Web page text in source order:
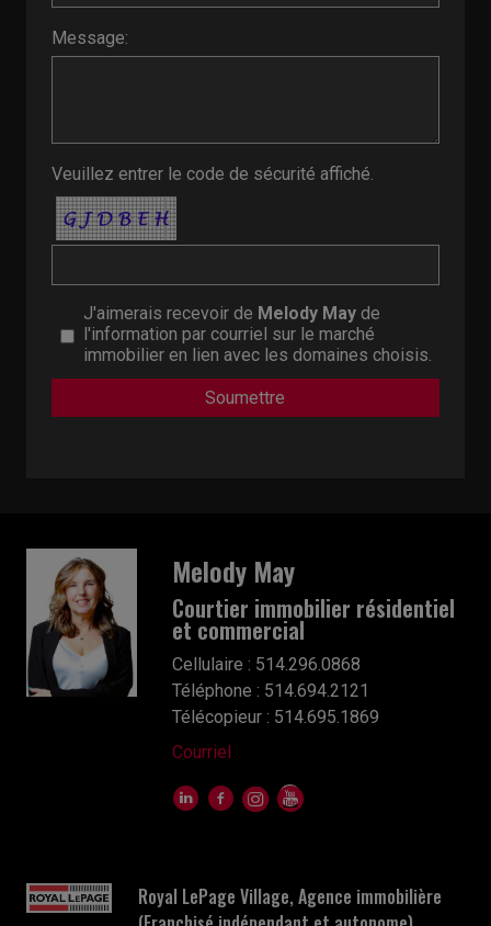
Message:
Veuillez entrer le code de sécurité affiché.
J'aimerais recevoir de Melody May de
l'information par courriel sur le marché
immobilier en lien avec les domaines choisis.
Melody May
Courtier immobilier résidentiel
et commercial
Cellulaire : 514.296.0868
Téléphone : 514.694.2121
Télécopieur : 514.695.1869
Courriel
Royal LePage Village, Agence immobilière